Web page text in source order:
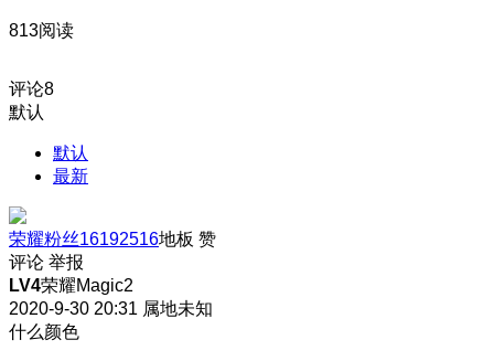
813阅读
评论8
默认
默认
最新
荣耀粉丝16192516地板 赞
评论 举报
LV4荣耀Magic2
2020-9-30 20:31 属地未知
什么颜色